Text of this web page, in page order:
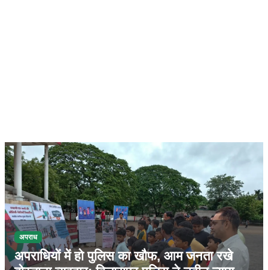
अपराध
अपराधियों में हो पुलिस का खौफ, आम जनता रखे